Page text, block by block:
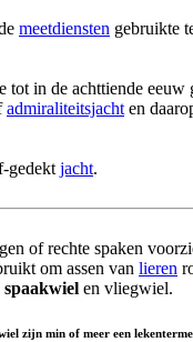
meetdiensten gebruikte
tot in de achttiende
admiraliteitsjacht en
gedekt jacht.
of rechte spaken
om assen van lieren
spaakwiel en vliegwiel.
zijn min of meer een